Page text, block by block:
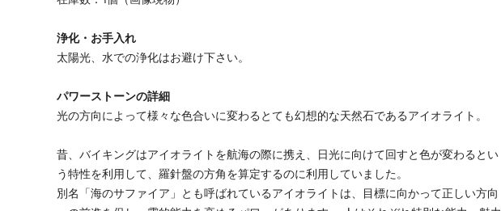
浄化・お手入れ
太陽光、水での浄化はお避け下さい。
パワーストーンの詳細
光の方向によって様々な色合いに変わるとても幻想的な天然石であるアイオライト。
昔、バイキングはアイオライトを航海の際に携え、日光に向けて回すと色が変わるとい
う特性を利用して、羅針盤の方角を算定するのに利用していました。
別名「海のサファイア」とも呼ばれているアイオライトは、目標に向かって正しい方向